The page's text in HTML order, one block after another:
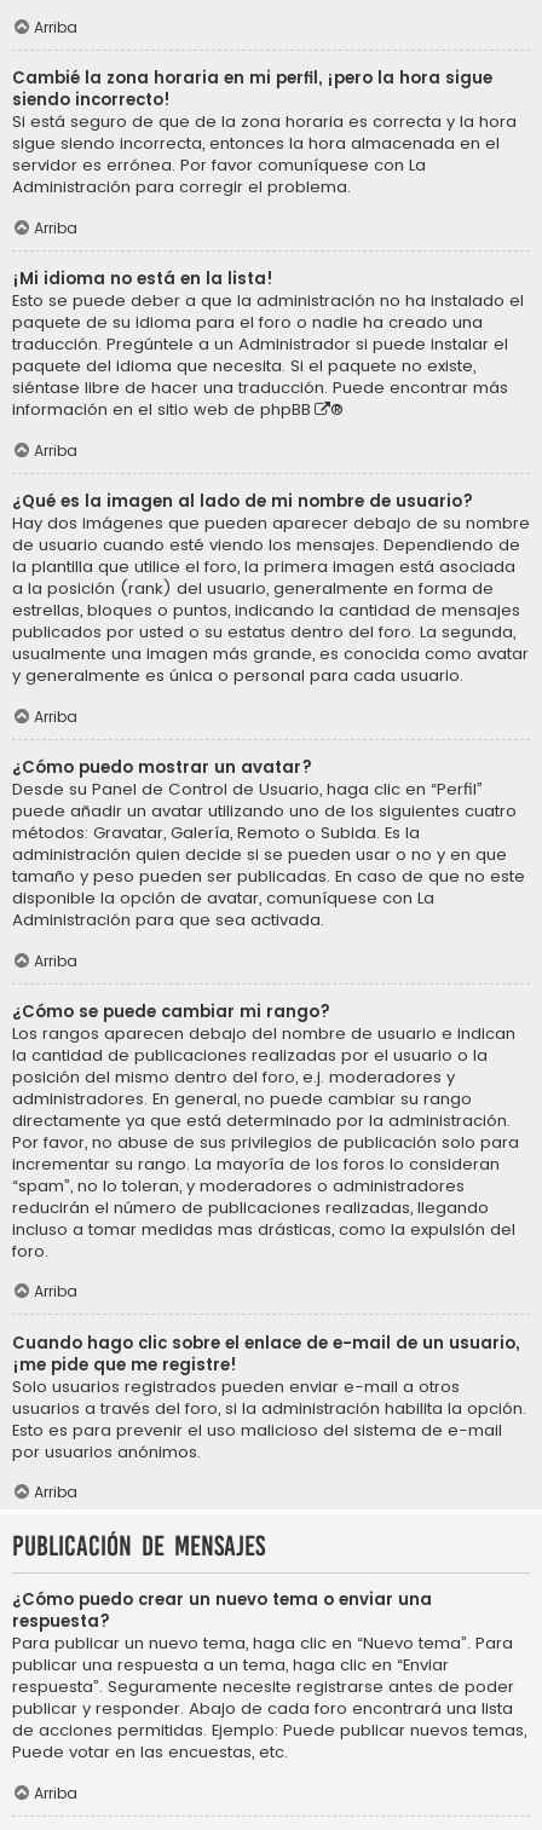
Arriba
Cambié la zona horaria en mi perfil, ¡pero la hora sigue
siendo incorrecto!
Si está seguro de que de la zona horaria es correcta y la hora
sigue siendo incorrecta, entonces la hora almacenada en el
servidor es errónea. Por favor comuníquese con La
Administración para corregir el problema.
Arriba
¡Mi idioma no está en la lista!
Esto se puede deber a que la administración no ha instalado el
paquete de su idioma para el foro o nadie ha creado una
traducción. Pregúntele a un Administrador si puede instalar el
paquete del idioma que necesita. Si el paquete no existe,
siéntase libre de hacer una traducción. Puede encontrar más
información en el sitio web de phpBB ®
Arriba
¿Qué es la imagen al lado de mi nombre de usuario?
Hay dos imágenes que pueden aparecer debajo de su nombre
de usuario cuando esté viendo los mensajes. Dependiendo de
la plantilla que utilice el foro, la primera imagen está asociada
a la posición (rank) del usuario, generalmente en forma de
estrellas, bloques o puntos, indicando la cantidad de mensajes
publicados por usted o su estatus dentro del foro. La segunda,
usualmente una imagen más grande, es conocida como avatar
y generalmente es única o personal para cada usuario.
Arriba
¿Cómo puedo mostrar un avatar?
Desde su Panel de Control de Usuario, haga clic en “Perfil”
puede añadir un avatar utilizando uno de los siguientes cuatro
métodos: Gravatar, Galería, Remoto o Subida. Es la
administración quien decide si se pueden usar o no y en que
tamaño y peso pueden ser publicadas. En caso de que no este
disponible la opción de avatar, comuníquese con La
Administración para que sea activada.
Arriba
¿Cómo se puede cambiar mi rango?
Los rangos aparecen debajo del nombre de usuario e indican
la cantidad de publicaciones realizadas por el usuario o la
posición del mismo dentro del foro, e.j. moderadores y
administradores. En general, no puede cambiar su rango
directamente ya que está determinado por la administración.
Por favor, no abuse de sus privilegios de publicación solo para
incrementar su rango. La mayoría de los foros lo consideran
“spam”, no lo toleran, y moderadores o administradores
reducirán el número de publicaciones realizadas, llegando
incluso a tomar medidas mas drásticas, como la expulsión del
foro.
Arriba
Cuando hago clic sobre el enlace de e-mail de un usuario,
¡me pide que me registre!
Solo usuarios registrados pueden enviar e-mail a otros
usuarios a través del foro, si la administración habilita la opción.
Esto es para prevenir el uso malicioso del sistema de e-mail
por usuarios anónimos.
Arriba
Publicación de mensajes
¿Cómo puedo crear un nuevo tema o enviar una
respuesta?
Para publicar un nuevo tema, haga clic en “Nuevo tema”. Para
publicar una respuesta a un tema, haga clic en “Enviar
respuesta”. Seguramente necesite registrarse antes de poder
publicar y responder. Abajo de cada foro encontrará una lista
de acciones permitidas. Ejemplo: Puede publicar nuevos temas,
Puede votar en las encuestas, etc.
Arriba